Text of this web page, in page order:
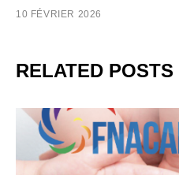
10 FÉVRIER 2026
RELATED POSTS